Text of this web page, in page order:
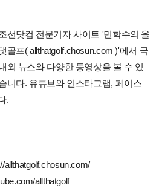
선닷컴 전문기자 사이트 '민학수의 올
골프( allthatgolf.chosun.com )'에서 국
외 뉴스와 다양한 동영상을 볼 수 있
니다. 유튜브와 인스타그램, 페이스
.
allthatgolf